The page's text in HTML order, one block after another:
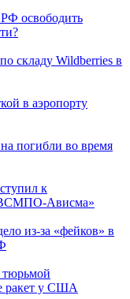
освободить
складу Wildberries в
в аэропорту
погибли во время
к
Ависма»
из-за «фейков» в
тюрьмой
ракет у США